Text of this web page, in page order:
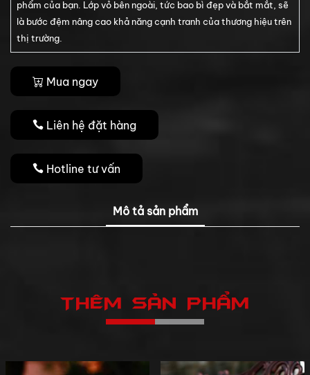
phẩm của bạn. Lớp vỏ bên ngoài, tức bao bì đẹp và bắt mắt, sẽ
là bước đệm nâng cao khả năng cạnh tranh của thương hiệu trên
thị trường.
Mua ngay
Liên hệ đặt hàng
Hotline tư vấn
Mô tả sản phẩm
THÊM SẢN PHẨM